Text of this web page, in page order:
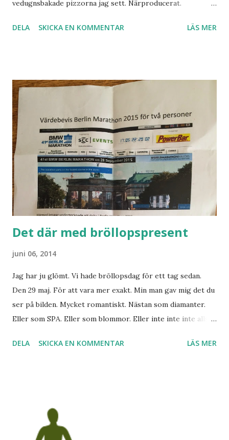
vedugnsbakade pizzorna jag sett. Närproducerat.
Om man bortser från Fridens pizzor. Halvportionerna
jag vill ta med hela hem. Stoppa ner den i fickan och veckla
ut den hemma på tomten. Menyn är i enkelt format. Men
det finns massor att välja på. Massor av pizzor. Den ena
godare än den andra. Och det finns närproducerad
äppelmust så klart. Och massor av öl. N skickade in mig att
beställa en öl. Det fanns typ femtio sorters öl. Och jag
gillar inte öl. Omöjligt att bestämma. Halvportionerna har
...
DELA SKICKA EN KOMMENTAR LÄS MER
Det där med bröllopspresent
juni 06, 2014
Jag har ju glömt. Vi hade bröllopsdag för ett tag sedan.
Den 29 maj. För att vara mer exakt. Min man gav mig det du
ser på bilden. Mycket romantiskt. Nästan som diamanter.
Eller som SPA. Eller som blommor. Eller inte inte inte alls
helt galen idé. På alla sätt.
DELA SKICKA EN KOMMENTAR LÄS MER